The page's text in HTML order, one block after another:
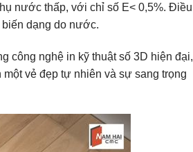
nước thấp, với chỉ số E< 0,5%. Điều
dạng do nước.
công nghệ in kỹ thuật số 3D hiện đại,
vẻ đẹp tự nhiên và sự sang trọng